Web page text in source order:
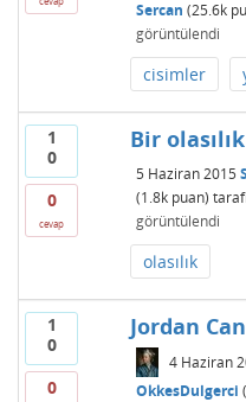
Sercan (25.6k
görüntülendi
cisimler
1
0
0
cevap
Bir
5 Haziran 2015
(1.8kpuan)
görüntülendi
olasılık
1
0
0
Jordan
4 Haziran
OkkesDulgerci (